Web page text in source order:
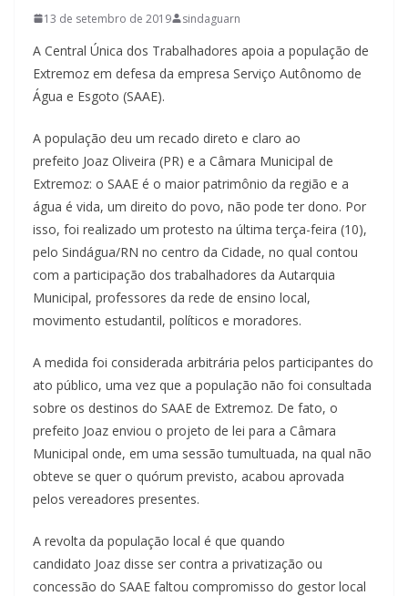
13 de setembro de 2019 sindaguarn
A Central Única dos Trabalhadores apoia a população de
Extremoz em defesa da empresa Serviço Autônomo de
Água e Esgoto (SAAE).
A população deu um recado direto e claro ao
prefeito Joaz Oliveira (PR) e a Câmara Municipal de
Extremoz: o SAAE é o maior patrimônio da região e a
água é vida, um direito do povo, não pode ter dono. Por
isso, foi realizado um protesto na última terça-feira (10),
pelo Sindágua/RN no centro da Cidade, no qual contou
com a participação dos trabalhadores da Autarquia
Municipal, professores da rede de ensino local,
movimento estudantil, políticos e moradores.
A medida foi considerada arbitrária pelos participantes do
ato público, uma vez que a população não foi consultada
sobre os destinos do SAAE de Extremoz. De fato, o
prefeito Joaz enviou o projeto de lei para a Câmara
Municipal onde, em uma sessão tumultuada, na qual não
obteve se quer o quórum previsto, acabou aprovada
pelos vereadores presentes.
A revolta da população local é que quando
candidato Joaz disse ser contra a privatização ou
concessão do SAAE faltou compromisso do gestor local